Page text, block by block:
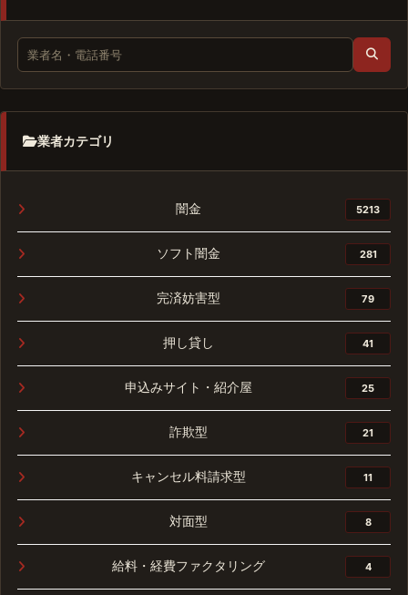
業者カテゴリ
闇金 5213
ソフト闇金 281
完済妨害型 79
押し貸し 41
申込みサイト・紹介屋 25
詐欺型 21
キャンセル料請求型 11
対面型 8
給料・経費ファクタリング 4